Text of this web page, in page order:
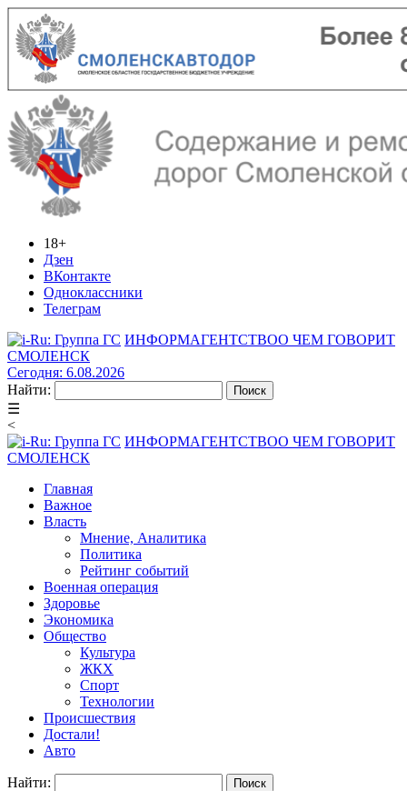
18+
Дзен
ВКонтакте
Одноклассники
Телеграм
ИНФОРМАГЕНТСТВОО ЧЕМ ГОВОРИТ
СМОЛЕНСК
Сегодня: 6.08.2026
Найти:
☰
<
ИНФОРМАГЕНТСТВОО ЧЕМ ГОВОРИТ
СМОЛЕНСК
Главная
Важное
Власть
Мнение, Аналитика
Политика
Рейтинг событий
Военная операция
Здоровье
Экономика
Общество
Культура
ЖКХ
Спорт
Технологии
Происшествия
Достали!
Авто
Найти: